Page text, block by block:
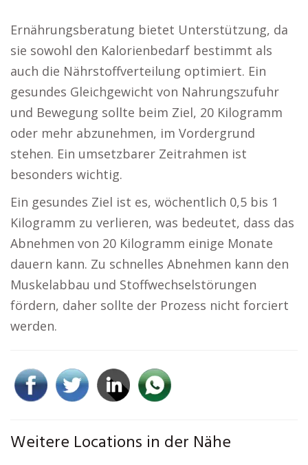
Ernährungsberatung bietet Unterstützung, da
sie sowohl den Kalorienbedarf bestimmt als
auch die Nährstoffverteilung optimiert. Ein
gesundes Gleichgewicht von Nahrungszufuhr
und Bewegung sollte beim Ziel, 20 Kilogramm
oder mehr abzunehmen, im Vordergrund
stehen. Ein umsetzbarer Zeitrahmen ist
besonders wichtig.
Ein gesundes Ziel ist es, wöchentlich 0,5 bis 1
Kilogramm zu verlieren, was bedeutet, dass das
Abnehmen von 20 Kilogramm einige Monate
dauern kann. Zu schnelles Abnehmen kann den
Muskelabbau und Stoffwechselstörungen
fördern, daher sollte der Prozess nicht forciert
werden.
Weitere Locations in der Nähe